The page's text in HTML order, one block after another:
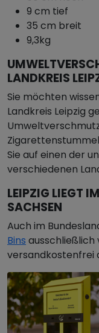
9 cm tief
35 cm breit
9,3kg
LANDKREIS
Sie möchten
Landkreis Leipzig
Sie auf einen der
verschiedenen
LEIPZIG LIEGT
SACHSEN
Auch im
Bins ausschließlich
versandkostenfrei